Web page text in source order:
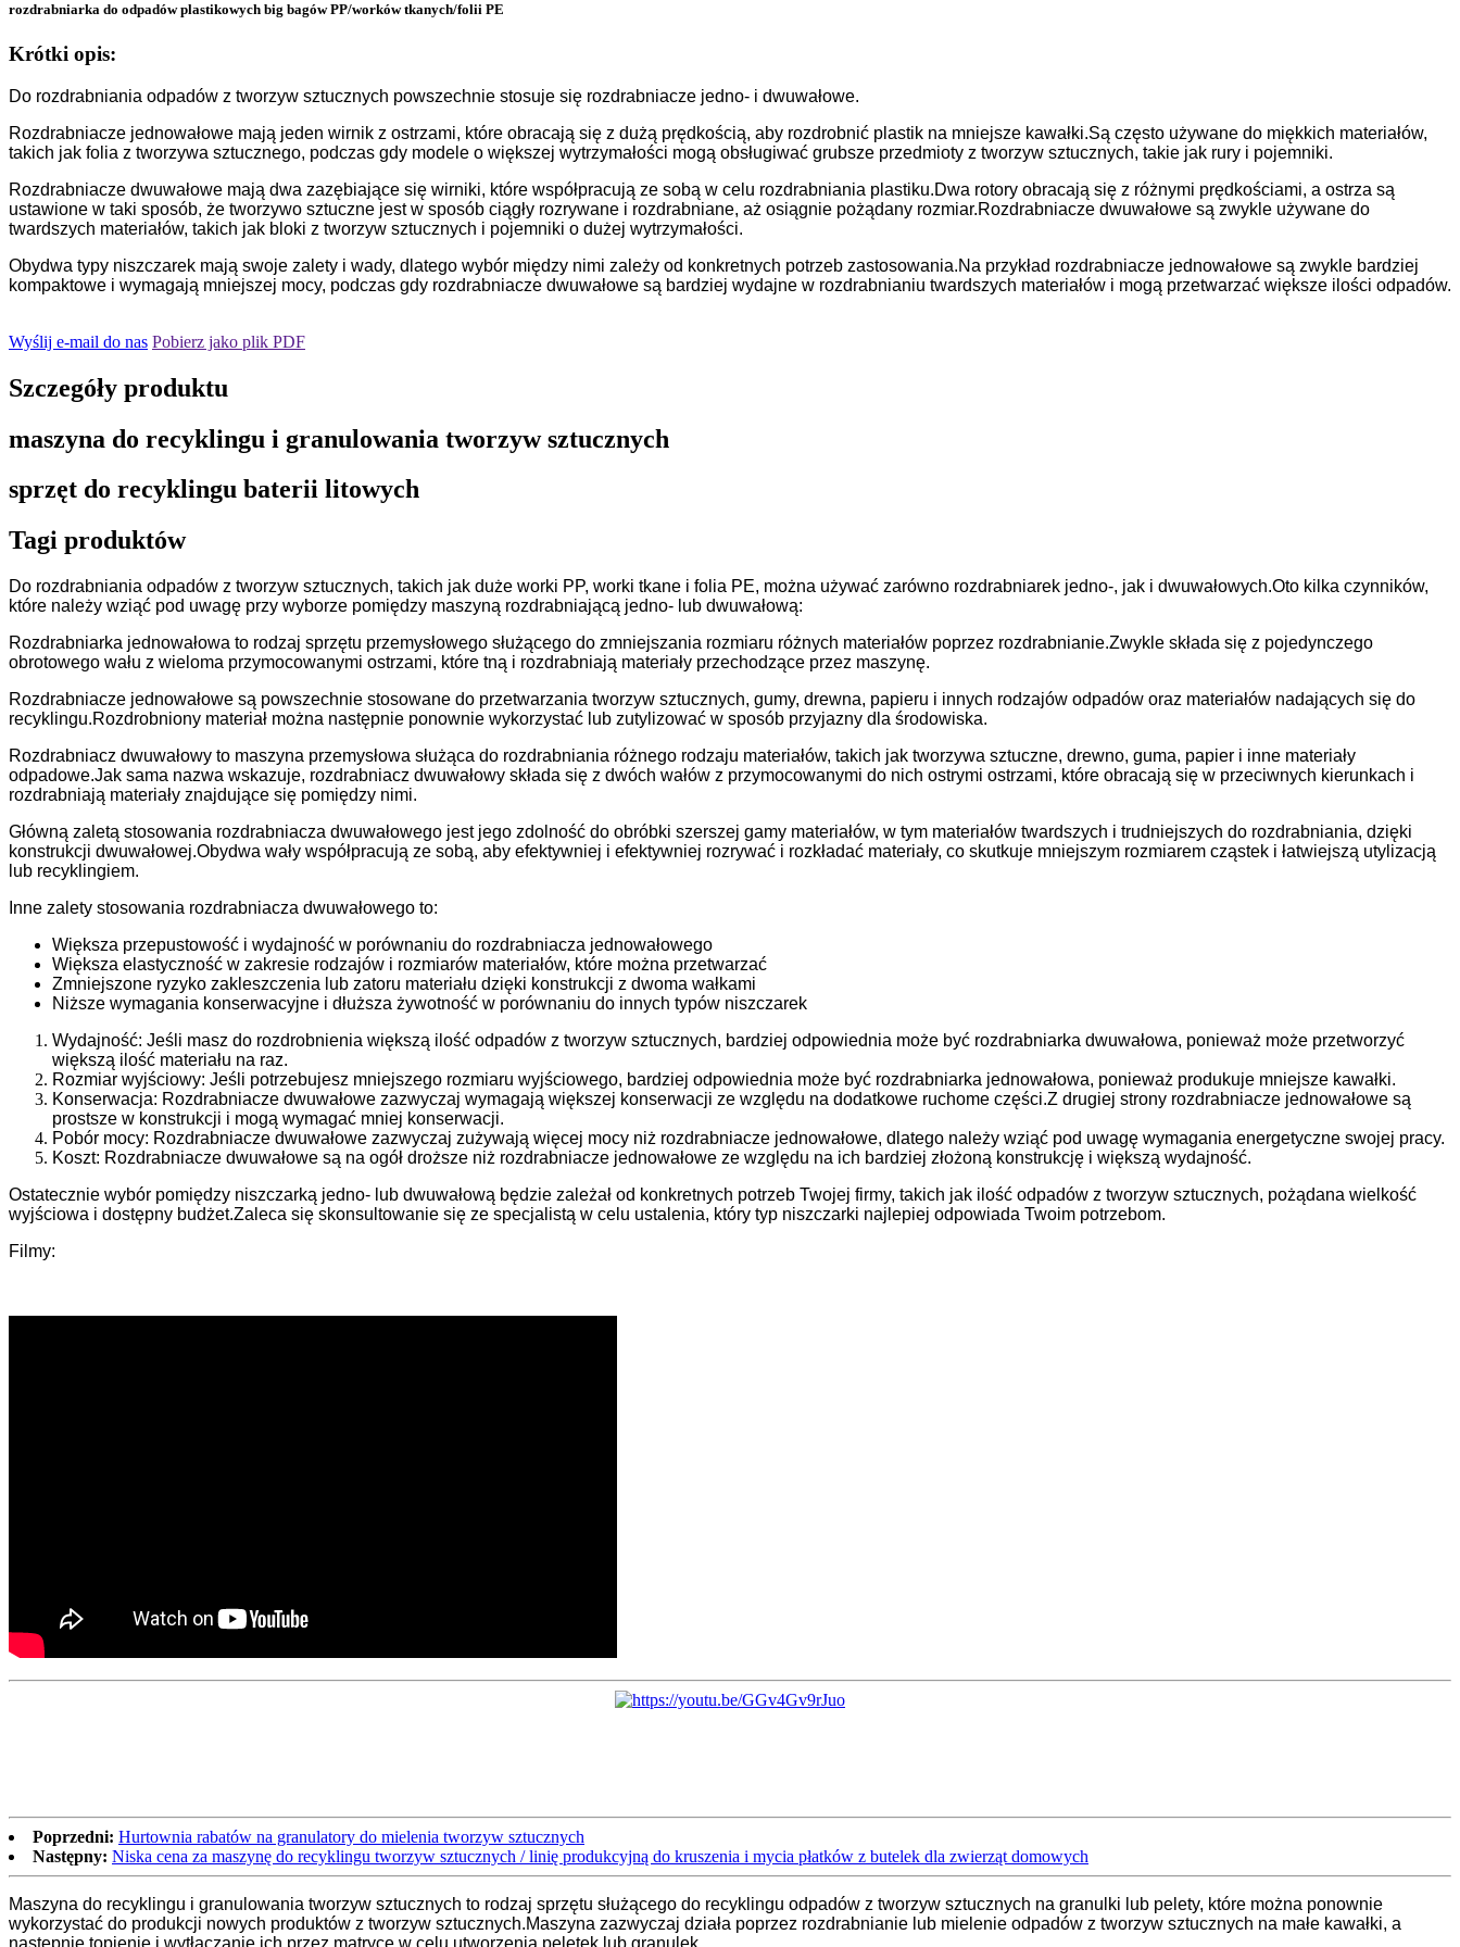
rozdrabniarka do odpadów plastikowych big bagów PP/worków tkanych/folii PE
Krótki opis:
Do rozdrabniania odpadów z tworzyw sztucznych powszechnie stosuje się rozdrabniacze jedno- i dwuwałowe.
Rozdrabniacze jednowałowe mają jeden wirnik z ostrzami, które obracają się z dużą prędkością, aby rozdrobnić plastik na mniejsze kawałki.Są często używane do miękkich materiałów,
takich jak folia z tworzywa sztucznego, podczas gdy modele o większej wytrzymałości mogą obsługiwać grubsze przedmioty z tworzyw sztucznych, takie jak rury i pojemniki.
Rozdrabniacze dwuwałowe mają dwa zazębiające się wirniki, które współpracują ze sobą w celu rozdrabniania plastiku.Dwa rotory obracają się z różnymi prędkościami, a ostrza są
ustawione w taki sposób, że tworzywo sztuczne jest w sposób ciągły rozrywane i rozdrabniane, aż osiągnie pożądany rozmiar.Rozdrabniacze dwuwałowe są zwykle używane do
twardszych materiałów, takich jak bloki z tworzyw sztucznych i pojemniki o dużej wytrzymałości.
Obydwa typy niszczarek mają swoje zalety i wady, dlatego wybór między nimi zależy od konkretnych potrzeb zastosowania.Na przykład rozdrabniacze jednowałowe są zwykle bardziej
kompaktowe i wymagają mniejszej mocy, podczas gdy rozdrabniacze dwuwałowe są bardziej wydajne w rozdrabnianiu twardszych materiałów i mogą przetwarzać większe ilości odpadów.
Wyślij e-mail do nas Pobierz jako plik PDF
Szczegóły produktu
maszyna do recyklingu i granulowania tworzyw sztucznych
sprzęt do recyklingu baterii litowych
Tagi produktów
Do rozdrabniania odpadów z tworzyw sztucznych, takich jak duże worki PP, worki tkane i folia PE, można używać zarówno rozdrabniarek jedno-, jak i dwuwałowych.Oto kilka czynników,
które należy wziąć pod uwagę przy wyborze pomiędzy maszyną rozdrabniającą jedno- lub dwuwałową:
Rozdrabniarka jednowałowa to rodzaj sprzętu przemysłowego służącego do zmniejszania rozmiaru różnych materiałów poprzez rozdrabnianie.Zwykle składa się z pojedynczego
obrotowego wału z wieloma przymocowanymi ostrzami, które tną i rozdrabniają materiały przechodzące przez maszynę.
Rozdrabniacze jednowałowe są powszechnie stosowane do przetwarzania tworzyw sztucznych, gumy, drewna, papieru i innych rodzajów odpadów oraz materiałów nadających się do
recyklingu.Rozdrobniony materiał można następnie ponownie wykorzystać lub zutylizować w sposób przyjazny dla środowiska.
Rozdrabniacz dwuwałowy to maszyna przemysłowa służąca do rozdrabniania różnego rodzaju materiałów, takich jak tworzywa sztuczne, drewno, guma, papier i inne materiały
odpadowe.Jak sama nazwa wskazuje, rozdrabniacz dwuwałowy składa się z dwóch wałów z przymocowanymi do nich ostrymi ostrzami, które obracają się w przeciwnych kierunkach i
rozdrabniają materiały znajdujące się pomiędzy nimi.
Główną zaletą stosowania rozdrabniacza dwuwałowego jest jego zdolność do obróbki szerszej gamy materiałów, w tym materiałów twardszych i trudniejszych do rozdrabniania, dzięki
konstrukcji dwuwałowej.Obydwa wały współpracują ze sobą, aby efektywniej i efektywniej rozrywać i rozkładać materiały, co skutkuje mniejszym rozmiarem cząstek i łatwiejszą utylizacją
lub recyklingiem.
Inne zalety stosowania rozdrabniacza dwuwałowego to:
Większa przepustowość i wydajność w porównaniu do rozdrabniacza jednowałowego
Większa elastyczność w zakresie rodzajów i rozmiarów materiałów, które można przetwarzać
Zmniejszone ryzyko zakleszczenia lub zatoru materiału dzięki konstrukcji z dwoma wałkami
Niższe wymagania konserwacyjne i dłuższa żywotność w porównaniu do innych typów niszczarek
Wydajność: Jeśli masz do rozdrobnienia większą ilość odpadów z tworzyw sztucznych, bardziej odpowiednia może być rozdrabniarka dwuwałowa, ponieważ może przetworzyć
większą ilość materiału na raz.
Rozmiar wyjściowy: Jeśli potrzebujesz mniejszego rozmiaru wyjściowego, bardziej odpowiednia może być rozdrabniarka jednowałowa, ponieważ produkuje mniejsze kawałki.
Konserwacja: Rozdrabniacze dwuwałowe zazwyczaj wymagają większej konserwacji ze względu na dodatkowe ruchome części.Z drugiej strony rozdrabniacze jednowałowe są
prostsze w konstrukcji i mogą wymagać mniej konserwacji.
Pobór mocy: Rozdrabniacze dwuwałowe zazwyczaj zużywają więcej mocy niż rozdrabniacze jednowałowe, dlatego należy wziąć pod uwagę wymagania energetyczne swojej pracy.
Koszt: Rozdrabniacze dwuwałowe są na ogół droższe niż rozdrabniacze jednowałowe ze względu na ich bardziej złożoną konstrukcję i większą wydajność.
Ostatecznie wybór pomiędzy niszczarką jedno- lub dwuwałową będzie zależał od konkretnych potrzeb Twojej firmy, takich jak ilość odpadów z tworzyw sztucznych, pożądana wielkość
wyjściowa i dostępny budżet.Zaleca się skonsultowanie się ze specjalistą w celu ustalenia, który typ niszczarki najlepiej odpowiada Twoim potrzebom.
Filmy:
Poprzedni: Hurtownia rabatów na granulatory do mielenia tworzyw sztucznych
Następny: Niska cena za maszynę do recyklingu tworzyw sztucznych / linię produkcyjną do kruszenia i mycia płatków z butelek dla zwierząt domowych
Maszyna do recyklingu i granulowania tworzyw sztucznych to rodzaj sprzętu służącego do recyklingu odpadów z tworzyw sztucznych na granulki lub pelety, które można ponownie
wykorzystać do produkcji nowych produktów z tworzyw sztucznych.Maszyna zazwyczaj działa poprzez rozdrabnianie lub mielenie odpadów z tworzyw sztucznych na małe kawałki, a